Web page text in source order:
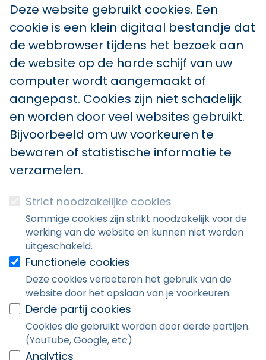
Deze website gebruikt cookies. Een
cookie is een klein digitaal bestandje dat
de webbrowser tijdens het bezoek aan
de website op de harde schijf van uw
computer wordt aangemaakt of
aangepast. Cookies zijn niet schadelijk
en worden door veel websites gebruikt.
Bijvoorbeeld om uw voorkeuren te
bewaren of statistische informatie te
verzamelen.
Strict noodzakelijke cookies
Sommige cookies zijn strikt noodzakelijk voor de
werking van de website en kunnen niet worden
uitgeschakeld.
Functionele cookies
Deze cookies verbeteren het gebruik van de
website door het opslaan van je voorkeuren.
Derde partij cookies
Cookies die gebruikt worden door derde partijen.
(YouTube, Google, etc)
Analytics